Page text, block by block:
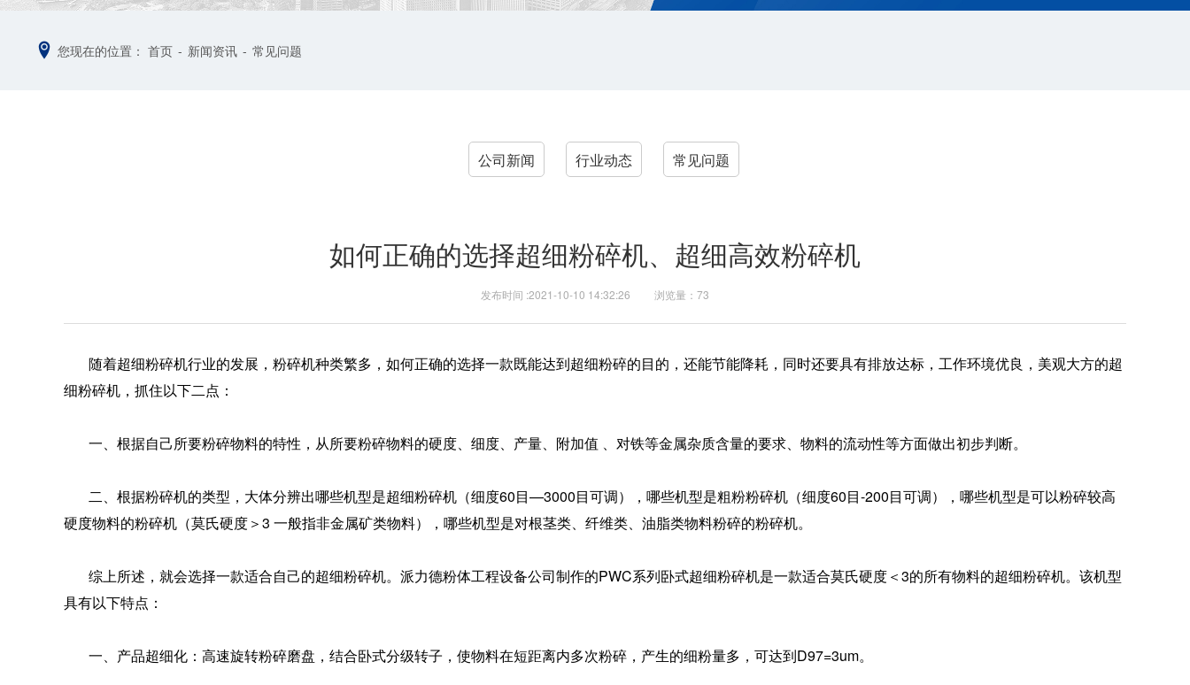
您现在的位置： 首页 - 新闻资讯 - 常见问题
公司新闻 行业动态 常见问题
如何正确的选择超细粉碎机、超细高效粉碎机
发布时间 :2021-10-10 14:32:26 浏览量：73
随着超细粉碎机行业的发展，粉碎机种类繁多，如何正确的选择一款既能达到超细粉碎的目的，还能节能降耗，同时还要具有排放达标，工作环境优良，美观大方的超
细粉碎机，抓住以下二点：
一、根据自己所要粉碎物料的特性，从所要粉碎物料的硬度、细度、产量、附加值 、对铁等金属杂质含量的要求、物料的流动性等方面做出初步判断。
二、根据粉碎机的类型，大体分辨出哪些机型是超细粉碎机（细度60目—3000目可调），哪些机型是粗粉粉碎机（细度60目-200目可调），哪些机型是可以粉碎较高
硬度物料的粉碎机（莫氏硬度＞3 一般指非金属矿类物料），哪些机型是对根茎类、纤维类、油脂类物料粉碎的粉碎机。
综上所述，就会选择一款适合自己的超细粉碎机。派力德粉体工程设备公司制作的PWC系列卧式超细粉碎机是一款适合莫氏硬度＜3的所有物料的超细粉碎机。该机型
具有以下特点：
一、产品超细化：高速旋转粉碎磨盘，结合卧式分级转子，使物料在短距离内多次粉碎，产生的细粉量多，可达到D97=3um。